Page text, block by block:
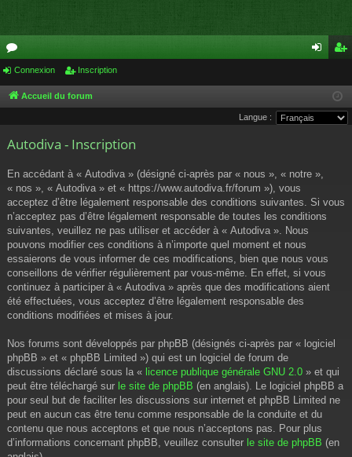
or
u
s
cri
pti
Connexion Inscription
Accueil du forum
Langue :
Autodiva - Inscription
En accédant à « Autodiva » (désigné ci-après par « nous », « notre »,
« nos », « Autodiva » et « https://www.autodiva.fr/forum »), vous
acceptez d’être légalement responsable des conditions suivantes. Si vous
n’acceptez pas d’être légalement responsable de toutes les conditions
suivantes, veuillez ne pas utiliser et accéder à « Autodiva ». Nous
pouvons modifier ces conditions à n’importe quel moment et nous
essaierons de vous informer de ces modifications, bien que nous vous
conseillons de vérifier régulièrement par vous-même. En effet, si vous
continuez à participer à « Autodiva » après que des modifications aient
été effectuées, vous acceptez d’être légalement responsable des
conditions modifiées et mises à jour.
Nos forums sont développés par phpBB (désignés ci-après par « logiciel
phpBB » et « phpBB Limited ») qui est un logiciel de forum de
discussions déclaré sous la « licence publique générale GNU 2.0 » et qui
peut être téléchargé sur le site de phpBB (en anglais). Le logiciel phpBB a
pour seul but de faciliter les discussions sur internet et phpBB Limited ne
peut en aucun cas être tenu comme responsable de la conduite et du
contenu que nous acceptons et que nous n’acceptons pas. Pour plus
d’informations concernant phpBB, veuillez consulter le site de phpBB (en